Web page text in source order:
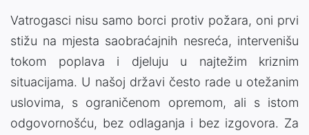
Vatrogasci nisu samo borci protiv požara, oni prvi
stižu na mjesta saobraćajnih nesreća, intervenišu
tokom poplava i djeluju u najtežim kriznim
situacijama. U našoj državi često rade u otežanim
uslovima, s ograničenom opremom, ali s istom
odgovornošću, bez odlaganja i bez izgovora. Za